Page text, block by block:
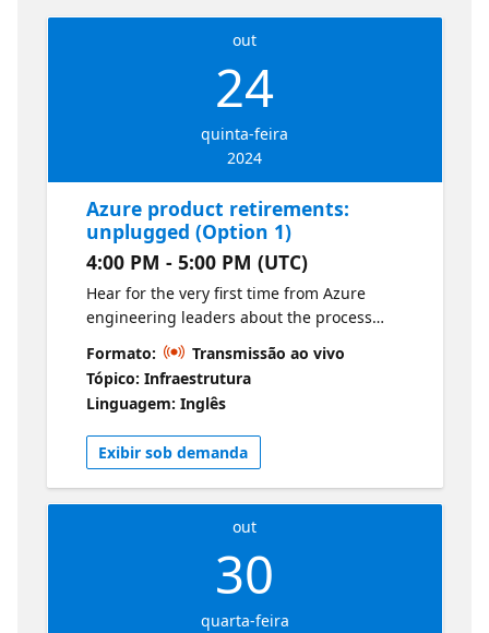
out
24
quinta-feira
2024
Azure product retirements:
unplugged (Option 1)
4:00 PM - 5:00 PM (UTC)
Hear for the very first time from Azure
engineering leaders about the process
through which Azure retirements are
communicated, what product retirement
announcements have been recently made,
and what you can expect as you navigate the
migration experience.
Formato:
Transmissão ao vivo
Tópico: Infraestrutura
Linguagem: Inglês
Exibir sob demanda
out
30
quarta-feira